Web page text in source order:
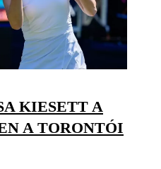
KIESETT A
A TORONTÓI